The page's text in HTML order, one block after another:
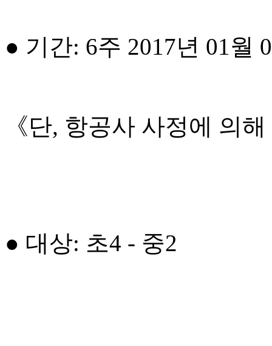
● 기간: 6주 2017년 01월
《단, 항공사 사정에 의
● 대상: 초4 - 중2